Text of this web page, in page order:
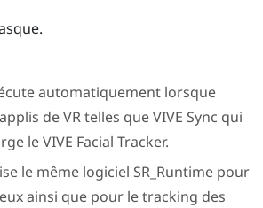
automatiquement lorsque
de VR telles queVIVE Sync qui
leVIVE Facial Tracker.
le même logiciel SR_Runtimepour
ainsi que pour le tracking des